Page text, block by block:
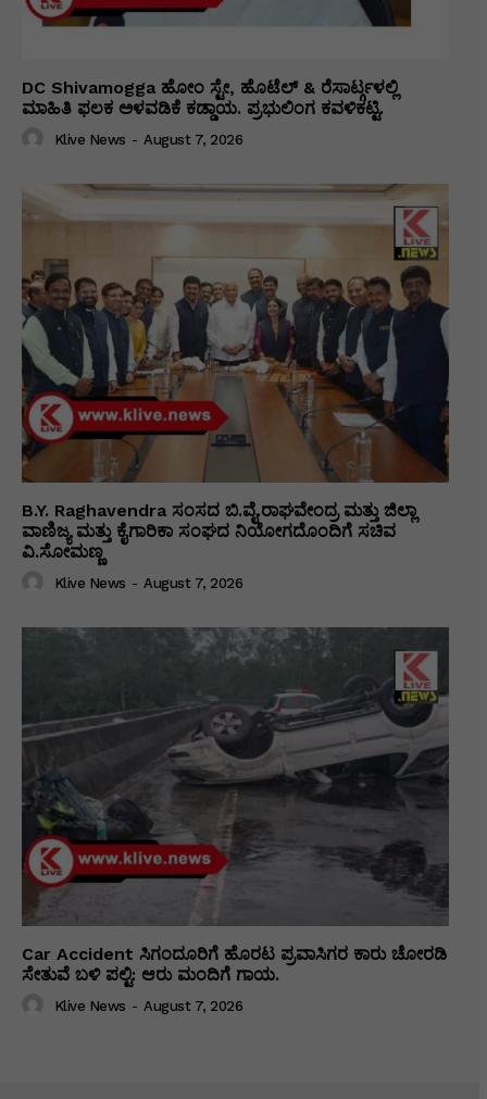
DC Shivamogga ಹೋಂ ಸ್ಟೇ, ಹೊಟೆಲ್ & ರೆಸಾರ್ಟ್ಗಳಲ್ಲಿ
ಮಾಹಿತಿ ಫಲಕ ಅಳವಡಿಕೆ ಕಡ್ಡಾಯ. ಪ್ರಭುಲಿಂಗ ಕವಳಿಕಟ್ಟಿ.
Klive News - August 7, 2026
B.Y. Raghavendra ಸಂಸದ ಬಿ.ವೈ.ರಾಘವೇಂದ್ರ ಮತ್ತು ಜಿಲ್ಲಾ
ವಾಣಿಜ್ಯ ಮತ್ತು ಕೈಗಾರಿಕಾ ಸಂಘದ ನಿಯೋಗದೊಂದಿಗೆ ಸಚಿವ
ವಿ‌.ಸೋಮಣ್ಣ
Klive News - August 7, 2026
Car Accident ಸಿಗಂದೂರಿಗೆ ಹೊರಟ ಪ್ರವಾಸಿಗರ ಕಾರು ಚೋರಡಿ
ಸೇತುವೆ ಬಳಿ ಪಲ್ಟಿ: ಆರು ಮಂದಿಗೆ ಗಾಯ.
Klive News - August 7, 2026